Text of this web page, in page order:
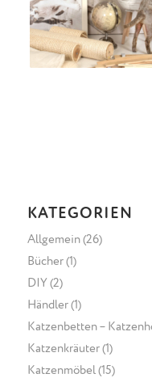
KATEGORIEN
Allgemein(26)
Bücher(1)
DIY(2)
Händler(1)
Katzenbetten –
Katzenkräuter(1)
Katzenmöbel (15)